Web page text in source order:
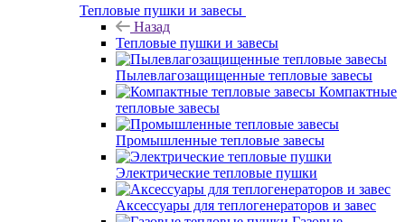
Тепловые пушки и завесы
Назад
Тепловые пушки и завесы
Пылевлагозащищенные тепловые завесы
Компактные
тепловые завесы
Промышленные тепловые завесы
Электрические тепловые пушки
Аксессуары для теплогенераторов и завес